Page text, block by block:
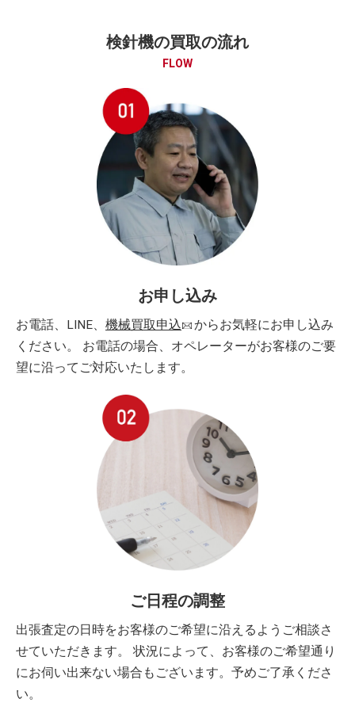
検針機の買取の流れ
FLOW
お申し込み
お電話、LINE、 機械買取申込
からお気軽にお申し込み
ください。 お電話の場合、オペレーターがお客様のご要
望に沿ってご対応いたします。
ご日程の調整
出張査定の日時をお客様のご希望に沿えるようご相談さ
せていただきます。 状況によって、お客様のご希望通り
にお伺い出来ない場合もございます。予めご了承くださ
い。